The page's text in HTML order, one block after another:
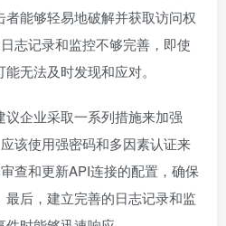
能够轻易地破解并获取访问权
志记录和监控不够完善，即使
无法及时发现和应对。
企业采取一系列措施来加强
该使用强密码和多因素认证来
查和更新API连接的配置，确保
后，建立完善的日志记录和监